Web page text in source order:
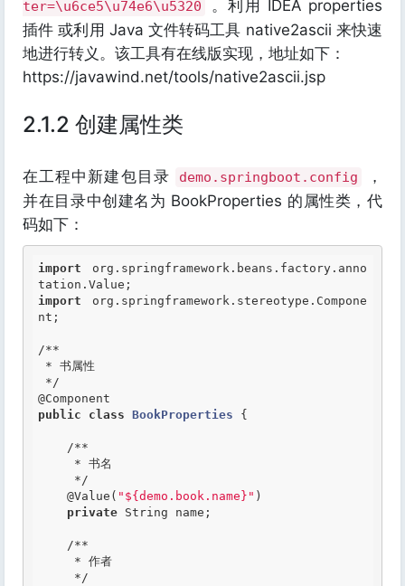
ter=\u6ce5\u74e6\u5320
。利用 IDEA properties
插件 或利用 Java 文件转码工具 native2ascii 来快速
地进行转义。该工具有在线版实现，地址如下：
https://javawind.net/tools/native2ascii.jsp
2.1.2 创建属性类
在工程中新建包目录 demo.springboot.config
，
并在目录中创建名为 BookProperties 的属性类，代
码如下：
import org.springframework.beans.factory.anno
import org.springframework.stereotype.Compone
nt;
/**
*/
@Component
public
class BookProperties {
/**
     */
@Value ( "${demo.book.name}" )
private String name;
/**
     */